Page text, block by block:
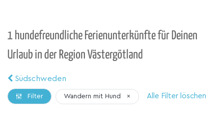
1 hundefreundliche Ferienunterkünfte für Deinen
Urlaub in der Region Västergötland
Südschweden
Filter Wandern mit Hund × Alle Filter löschen